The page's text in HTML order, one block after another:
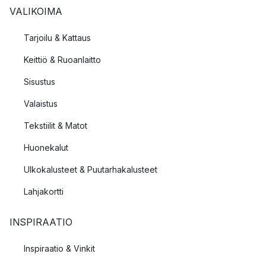
VALIKOIMA
Tarjoilu & Kattaus
Keittiö & Ruoanlaitto
Sisustus
Valaistus
Tekstiilit & Matot
Huonekalut
Ulkokalusteet & Puutarhakalusteet
Lahjakortti
INSPIRAATIO
Inspiraatio & Vinkit